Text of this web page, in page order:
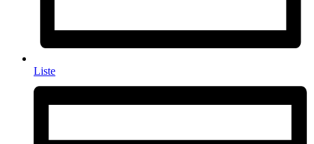
Liste